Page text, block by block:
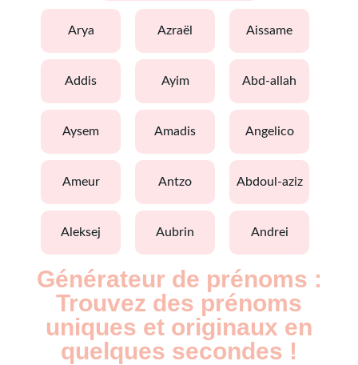
arya azraël aissame
addis ayim abd-allah
aysem amadis angelico
ameur antzo abdoul-aziz
aleksej aubrin andrei
Générateur de prénoms :
Trouvez des prénoms
uniques et originaux en
quelques secondes !